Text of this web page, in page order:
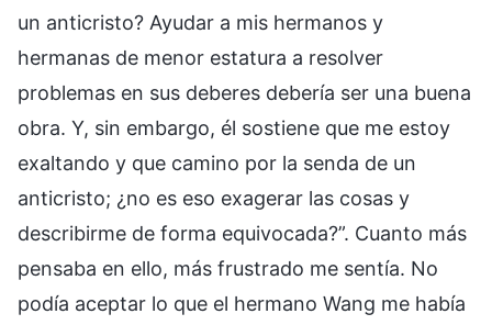
un anticristo? Ayudar a mis hermanos y
hermanas de menor estatura a resolver
problemas en sus deberes debería ser una buena
obra. Y, sin embargo, él sostiene que me estoy
exaltando y que camino por la senda de un
anticristo; ¿no es eso exagerar las cosas y
describirme de forma equivocada?”. Cuanto más
pensaba en ello, más frustrado me sentía. No
podía aceptar lo que el hermano Wang me había